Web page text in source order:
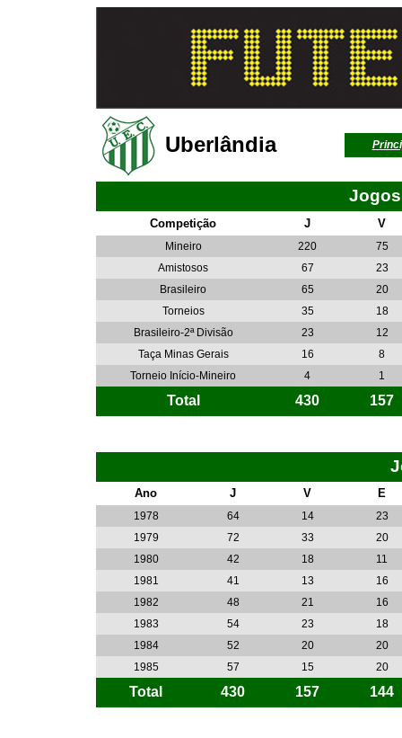
Uberlândia
Competição J V
Mineiro 220
75
Amistosos
67
23
Brasileiro
65
20
Torneios
35
18
Brasileiro-2ª Divisão
23
12
Taça Minas Gerais
16
8
Torneio Início-Mineiro
4 1
Total 430 157
Ano J V E
1978 64 14
23
1979
72 33
20
1980
42 18
11
1981
41 13
16
1982
48 21
16
1983
54 23
18
1984
52 20
20
1985
57 15 20
Total 430 157 144